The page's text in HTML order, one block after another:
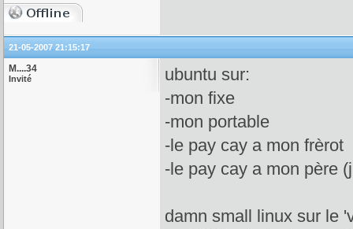
21-05-2007 21:15:17
M....34
Invité
ubuntu sur:
-mon fixe
-mon portable
-le pay cay a mon frèrot
-le pay cay a mon père
damn small linux sur le